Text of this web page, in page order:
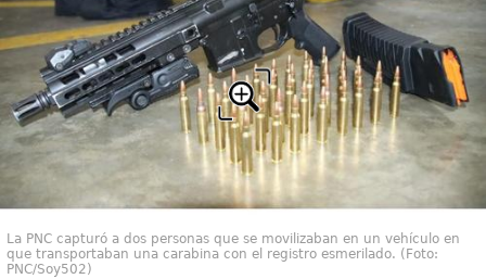
La PNC capturó a dos personas que se movilizaban en un vehículo en
que transportaban una carabina con el registro esmerilado. (Foto:
PNC/Soy502)